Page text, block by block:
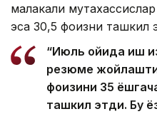
малакали
эса 30,5 фоизни ташкил
“Июль ойида иш
резюме
фоизини 35
ташкил этди. Бу